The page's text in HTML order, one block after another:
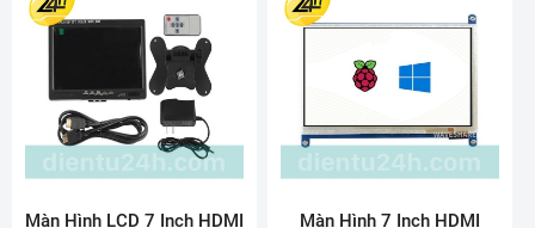
Màn Hình LCD 7 Inch HDMI
Màn Hình 7 Inch HDMI